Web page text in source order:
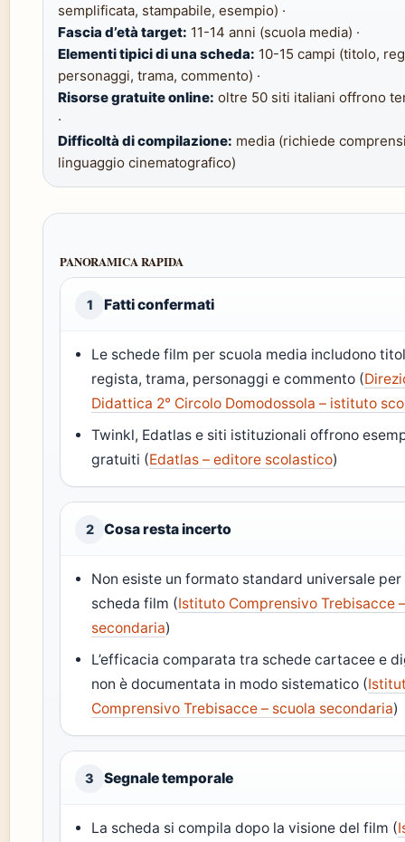
semplificata, stampabile, esempio) ·
Fascia d’età target: 11-14 anni (scuola media) ·
Elementi tipici di una scheda: 10-15 campi (titolo,
personaggi, trama, commento) ·
Risorse gratuite online: oltre 50 siti italiani offrono
·
Difficoltà di compilazione: media (richiede
linguaggio cinematografico)
PANORAMICA RAPIDA
1 Fatti confermati
Le schede film per scuola media includono
regista, trama, personaggi e commento (
Didattica 2° Circolo Domodossola – istituto
Twinkl, Edatlas e siti istituzionali offrono
gratuiti (Edatlas – editore scolastico)
2 Cosa resta incerto
Non esiste un formato standard universale per
scheda film (Istituto Comprensivo Trebisacce
secondaria)
L’efficacia comparata tra schede cartacee e
non è documentata in modo sistematico (
Comprensivo Trebisacce – scuola secondaria)
3 Segnale temporale
La scheda si compila dopo la visione del film (